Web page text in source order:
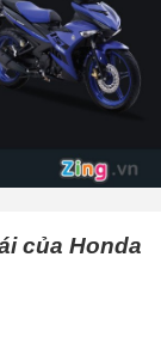
của Honda